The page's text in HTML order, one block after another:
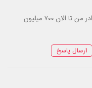
انگار آمادست . برادر من تا الان ۷۰۰ میلیون
ارسال پاسخ